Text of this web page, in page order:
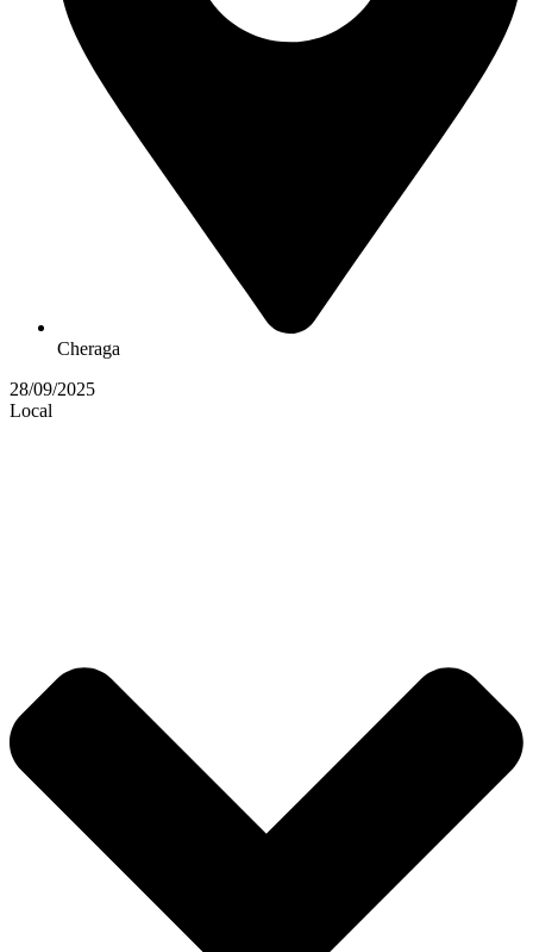
Cheraga
28/09/2025
Local